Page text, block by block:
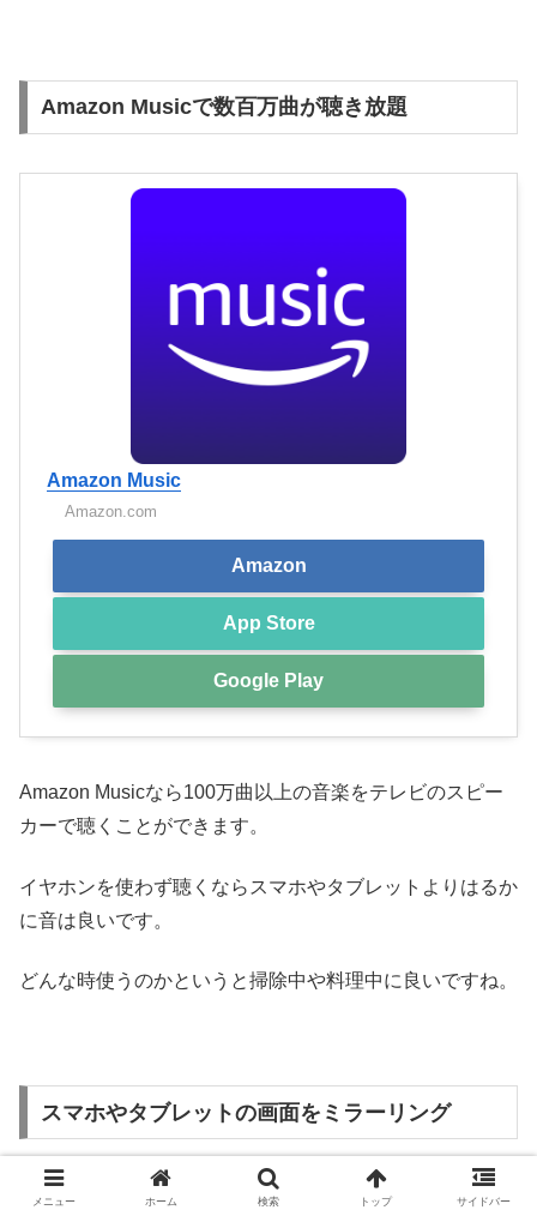
Amazon Musicで数百万曲が聴き放題
Amazon Music
Amazon.com
Amazon
App Store
Google Play
Amazon Musicなら100万曲以上の音楽をテレビのスピー
カーで聴くことができます。
イヤホンを使わず聴くならスマホやタブレットよりはるか
に音は良いです。
どんな時使うのかというと掃除中や料理中に良いですね。
スマホやタブレットの画面をミラーリング
AirReceiver
メニュー ホーム 検索 トップ サイドバー